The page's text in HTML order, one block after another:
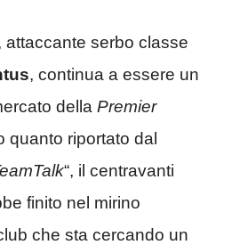
attaccante serbo classe
, continua a essere un
della Premier
quanto riportato dal
“, il centravanti
finito nel mirino
che sta cercando un